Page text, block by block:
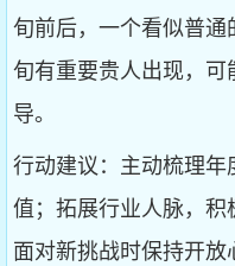
旬前后，一个看似普
旬有重要贵人出现，
导。
行动建议：主动梳理
值；拓展行业人脉，积
面对新挑战时保持开